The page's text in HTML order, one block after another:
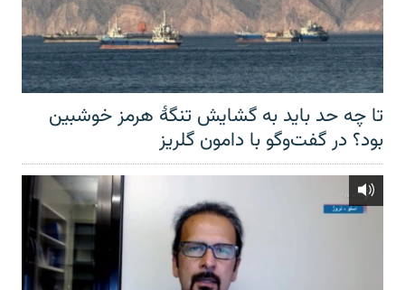
تا چه حد باید به گشایش تنگهٔ هرمز خوشبین
بود؟ در گفت‌وگو با دامون گلریز